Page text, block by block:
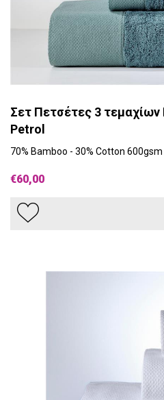
Σετ Πετσέτες 3 τεμαχίων
Petrol
70% Bamboo - 30% Cotton 600gsm
€60,00